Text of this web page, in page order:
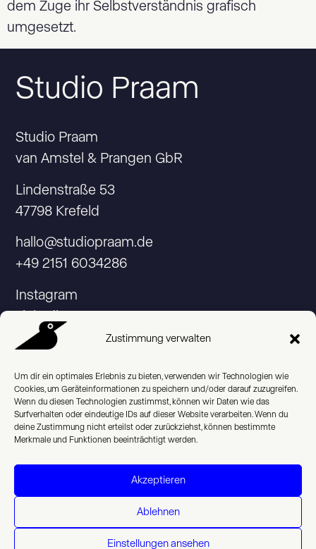
Zustimmung verwalten
Um dir ein optimales Erlebnis zu bieten, verwenden wir Technologien wie
Cookies, um Geräteinformationen zu speichern und/oder darauf zuzugreifen.
Wenn du diesen Technologien zustimmst, können wir Daten wie das
Surfverhalten oder eindeutige IDs auf dieser Website verarbeiten. Wenn du
deine Zustimmung nicht erteilst oder zurückziehst, können bestimmte
Merkmale und Funktionen beeinträchtigt werden.
Akzeptieren
Ablehnen
Einstellungen ansehen
dem Zuge ihr Selbstverständnis grafisch
umgesetzt.
Studio Praam
Studio Praam
van Amstel & Prangen GbR
Lindenstraße 53
47798 Krefeld
hallo@studiopraam.de
+49 2151 6034286
Instagram
© 2026 Studio Praam
Impressum